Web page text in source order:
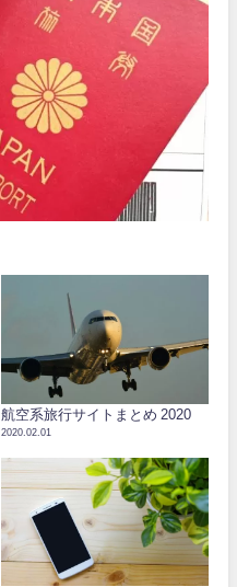
航空系旅行サイトまとめ 2020
2020.02.01